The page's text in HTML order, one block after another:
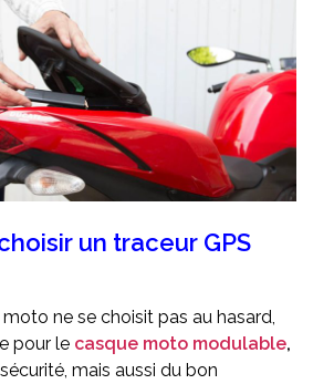
un traceur GPS
ne se choisit pas au hasard,
pour le casque moto modulable,
mais aussi du bon